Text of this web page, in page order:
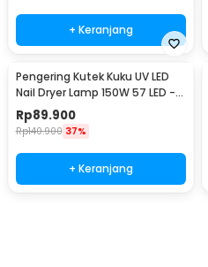
+ Keranjang
Pengering Kutek Kuku UV LED
Nail Dryer Lamp 150W 57 LED -
D9
Rp89.900
Rp140.900 37%
+ Keranjang